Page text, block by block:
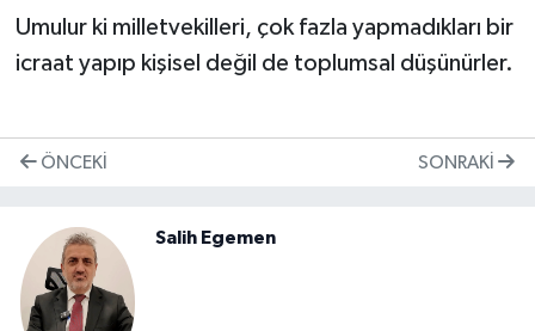
Umulur ki milletvekilleri, çok fazla yapmadıkları bir
icraat yapıp kişisel değil de toplumsal düşünürler.
ÖNCEKI SONRAKI
Salih Egemen